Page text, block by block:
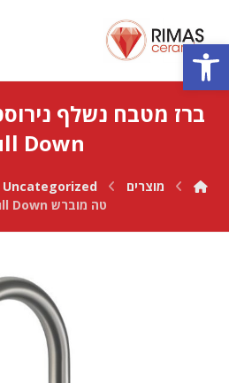
פתח סרגל נגישות
Down
מוצרים Uncategorized
טה מוברש F16s Pull Down